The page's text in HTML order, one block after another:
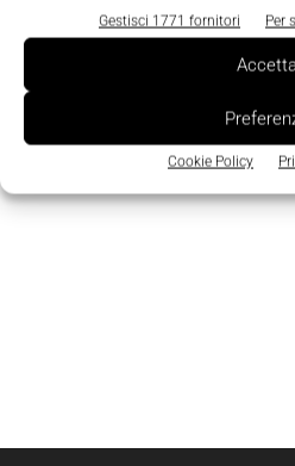
Gestisci 1771 fornitori Per
Accetta
Cookie Policy